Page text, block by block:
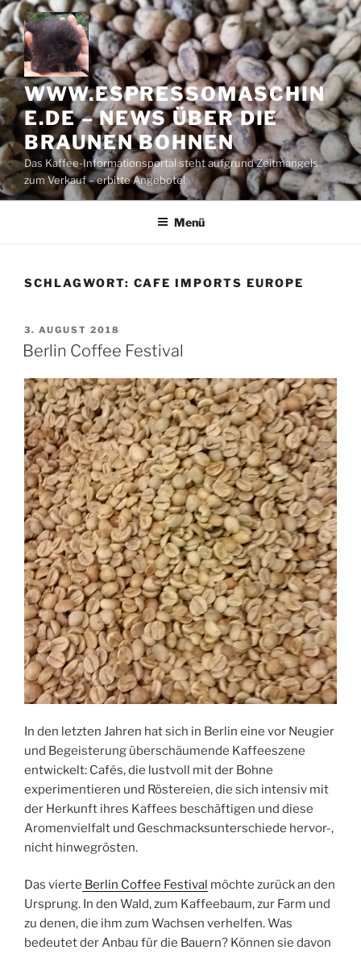
Zum
Inhalt
springen
WWW.ESPRESSOMASCHIN
E.DE – NEWS ÜBER DIE
BRAUNEN BOHNEN
Das Kaffee-Informationsportal steht aufgrund Zeitmangels
zum Verkauf – erbitte Angebote!
Menü
SCHLAGWORT: CAFE IMPORTS EUROPE
VERÖFFENTLICHT
AM
3. AUGUST 2018
Berlin Coffee Festival
In den letzten Jahren hat sich in Berlin eine vor Neugier
und Begeisterung überschäumende Kaffeeszene
entwickelt: Cafés, die lustvoll mit der Bohne
experimentieren und Röstereien, die sich intensiv mit
der Herkunft ihres Kaffees beschäftigen und diese
Aromenvielfalt und Geschmacksunterschiede hervor-,
nicht hinwegrösten.
Das vierte Berlin Coffee Festival möchte zurück an den
Ursprung. In den Wald, zum Kaffeebaum, zur Farm und
zu denen, die ihm zum Wachsen verhelfen. Was
bedeutet der Anbau für die Bauern? Können sie davon